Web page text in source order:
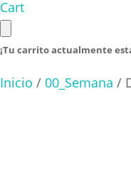
Cart
¡Tu carrito actualmente
Inicio / 00_Semana /